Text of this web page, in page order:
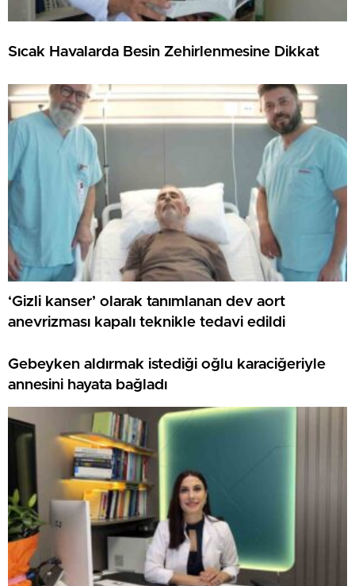
Sıcak Havalarda Besin Zehirlenmesine Dikkat
‘Gizli kanser’ olarak tanımlanan dev aort
anevrizması kapalı teknikle tedavi edildi
Gebeyken aldırmak istediği oğlu karaciğeriyle
annesini hayata bağladı